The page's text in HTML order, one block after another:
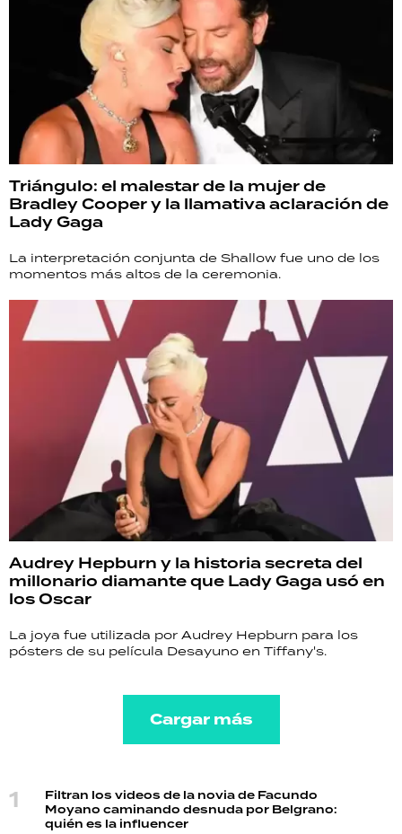
Triángulo: el malestar de la mujer de
Bradley Cooper y la llamativa aclaración de
Lady Gaga
La interpretación conjunta de Shallow fue uno de los
momentos más altos de la ceremonia.
Audrey Hepburn y la historia secreta del
millonario diamante que Lady Gaga usó en
los Oscar
La joya fue utilizada por Audrey Hepburn para los
pósters de su película Desayuno en Tiffany's.
Cargar más
Filtran los videos de la novia de Facundo
Moyano caminando desnuda por Belgrano:
quién es la influencer